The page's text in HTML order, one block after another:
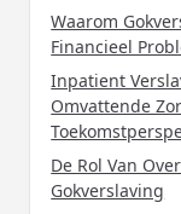
Waarom
Financieel
Inpatient
Omvattende
De Rol Van
Gokverslaving